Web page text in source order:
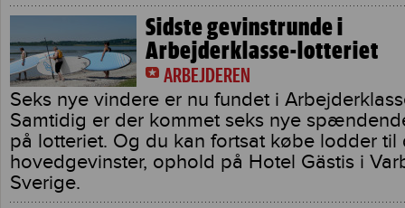
Sidste gevinstrunde i
Arbejderklasse-lotteriet
ARBEJDEREN
Seks nye vindere er nu fundet i
Samtidig er der kommet seks nye
på lotteriet. Og du kan fortsat købe lodder til
hovedgevinster, ophold på Hotel Gästis i
Sverige.